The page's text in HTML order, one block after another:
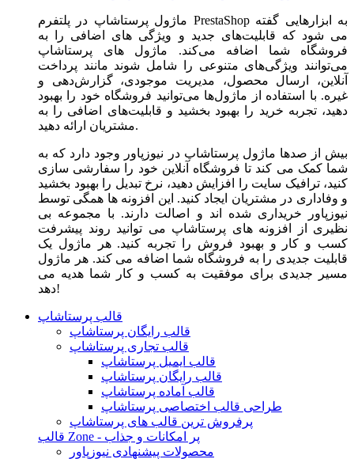
ماژول‌ پرستاشاپ در پلتفرم PrestaShop به ابزارهایی گفته
می شود که قابلیت‌های جدید و ویژگی های اضافی را به
فروشگاه شما اضافه می‌کند. ماژول های پرستاشاپ
می‌توانند ویژگی‌های متنوعی را شامل شوند مانند پرداخت
آنلاین، ارسال محصول، مدیریت موجودی، گزارش‌دهی و
غیره. با استفاده از ماژول‌ها می‌توانید فروشگاه خود را بهبود
دهید، تجربه خرید را بهبود بخشید و قابلیت‌های اضافی را به
مشتریان ارائه دهید.
بیش از صدها ماژول پرستاشاپ در نیوزپاور وجود دارد که به
شما کمک می کند تا فروشگاه آنلاین خود را سفارشی سازی
کنید، ترافیک سایت را افزایش دهید، نرخ تبدیل را بهبود بخشید
و وفاداری در مشتریان ایجاد کنید. این افزونه ها همگی توسط
نیوزپاور خریداری شده اند و اصالت دارند. با مجموعه بی
نظیری از افزونه های پرستاشاپ می توانید روند پیشرفت
کسب و کار و بهبود فروش را تجربه کنید. هر ماژول یک
قابلیت جدیدی را به فروشگاه شما اضافه می کند. هر ماژول
مسیر جدیدی برای موفقیت به کسب و کار شما هدیه می
دهد!
قالب پرستاشاپ
قالب رایگان پرستاشاپ
قالب تجاری پرستاشاپ
قالب ایمیل پرستاشاپ
قالب رایگان پرستاشاپ
قالب آماده پرستاشاپ
طراحی قالب اختصاصی پرستاشاپ
پرفروش ترین قالب های پرستاشاپ
قالب Zone - پر امکانات و جذاب
محصولات پیشنهادی نیوزپاور